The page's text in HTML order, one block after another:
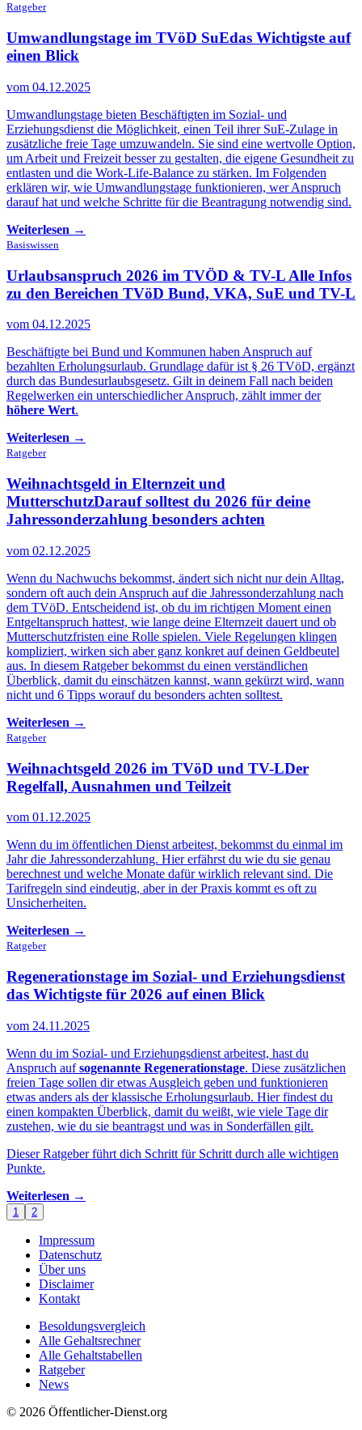
Ratgeber
Umwandlungstage im TVöD SuEdas Wichtigste auf
einen Blick
vom 04.12.2025
Umwandlungstage bieten Beschäftigten im Sozial- und
Erziehungsdienst die Möglichkeit, einen Teil ihrer SuE-Zulage in
zusätzliche freie Tage umzuwandeln. Sie sind eine wertvolle Option,
um Arbeit und Freizeit besser zu gestalten, die eigene Gesundheit zu
entlasten und die Work-Life-Balance zu stärken. Im Folgenden
erklären wir, wie Umwandlungstage funktionieren, wer Anspruch
darauf hat und welche Schritte für die Beantragung notwendig sind.
Weiterlesen →
Basiswissen
Urlaubsanspruch 2026 im TVÖD & TV-L Alle Infos
zu den Bereichen TVöD Bund, VKA, SuE und TV-L
vom 04.12.2025
Beschäftigte bei Bund und Kommunen haben Anspruch auf
bezahlten Erholungsurlaub. Grundlage dafür ist § 26 TVöD, ergänzt
durch das Bundesurlaubsgesetz. Gilt in deinem Fall nach beiden
Regelwerken ein unterschiedlicher Anspruch, zählt immer der
höhere Wert.
Weiterlesen →
Ratgeber
Weihnachtsgeld in Elternzeit und
MutterschutzDarauf solltest du 2026 für deine
Jahressonderzahlung besonders achten
vom 02.12.2025
Wenn du Nachwuchs bekommst, ändert sich nicht nur dein Alltag,
sondern oft auch dein Anspruch auf die Jahressonderzahlung nach
dem TVöD. Entscheidend ist, ob du im richtigen Moment einen
Entgeltanspruch hattest, wie lange deine Elternzeit dauert und ob
Mutterschutzfristen eine Rolle spielen. Viele Regelungen klingen
kompliziert, wirken sich aber ganz konkret auf deinen Geldbeutel
aus. In diesem Ratgeber bekommst du einen verständlichen
Überblick, damit du einschätzen kannst, wann gekürzt wird, wann
nicht und 6 Tipps worauf du besonders achten solltest.
Weiterlesen →
Ratgeber
Weihnachtsgeld 2026 im TVöD und TV-LDer
Regelfall, Ausnahmen und Teilzeit
vom 01.12.2025
Wenn du im öffentlichen Dienst arbeitest, bekommst du einmal im
Jahr die Jahressonderzahlung. Hier erfährst du wie du sie genau
berechnest und welche Monate dafür wirklich relevant sind. Die
Tarifregeln sind eindeutig, aber in der Praxis kommt es oft zu
Unsicherheiten.
Weiterlesen →
Ratgeber
Regenerationstage im Sozial- und Erziehungsdienst
das Wichtigste für 2026 auf einen Blick
vom 24.11.2025
Wenn du im Sozial- und Erziehungsdienst arbeitest, hast du
Anspruch aufsogenannte Regenerationstage. Diese zusätzlichen
freien Tage sollen dir etwas Ausgleich geben und funktionieren
etwas anders als der klassische Erholungsurlaub. Hier findest du
einen kompakten Überblick, damit du weißt, wie viele Tage dir
zustehen, wie du sie beantragst und was in Sonderfällen gilt.
Dieser Ratgeber führt dich Schritt für Schritt durch alle wichtigen
Punkte.
Weiterlesen →
1 2
Impressum
Datenschutz
Über uns
Disclaimer
Kontakt
Besoldungsvergleich
Alle Gehaltsrechner
Alle Gehaltstabellen
Ratgeber
News
© 2026 Öffentlicher-Dienst.org